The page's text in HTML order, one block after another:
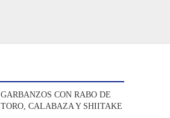
GARBANZOS CON RABO DE
TORO, CALABAZA Y SHIITAKE